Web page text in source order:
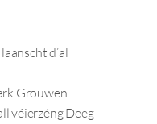
d’al
Grouwen
véierzéng Deeg